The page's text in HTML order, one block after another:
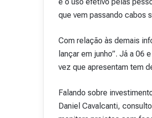
que vem passando cabos
Com relação às demais
lançar em junho”. Já a
vez que apresentam tem
Falando sobre
Daniel Cavalcanti,